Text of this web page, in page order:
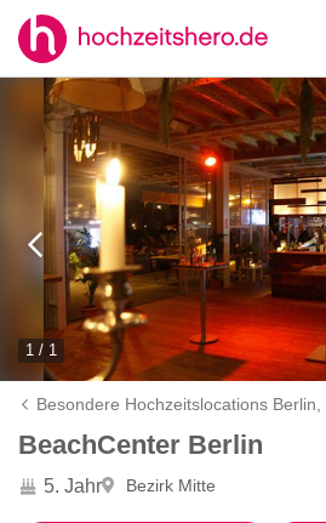
1 / 1
Besondere Hochzeitslocations Berlin,
BeachCenter Berlin
5. Jahr Bezirk Mitte